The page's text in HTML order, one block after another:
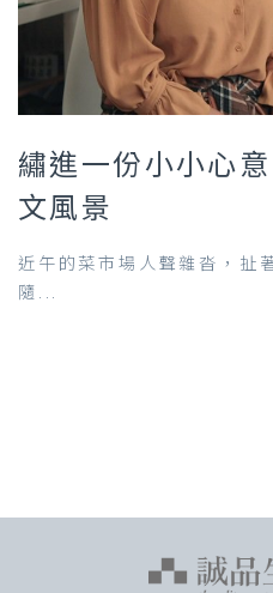
繡進一份小小心
文風景
近午的菜市場人聲雜沓，扯
隨...